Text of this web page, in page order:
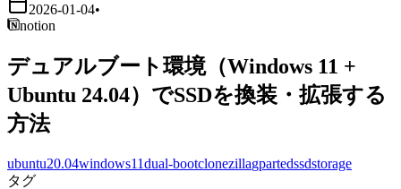
2026-01-04•
notion
デュアルブート環境（Windows 11 +
Ubuntu 24.04）でSSDを換装・拡張する
方法
ubuntu20.04windows11dual-bootclonezillagpartedssdstorage
タグ